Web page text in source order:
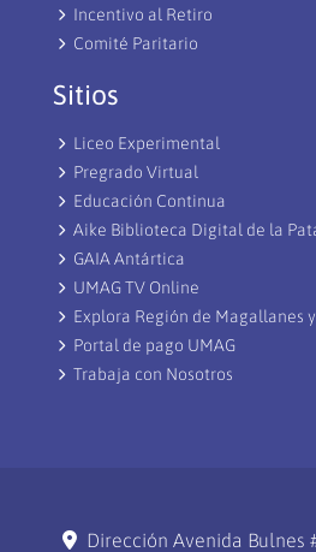
Incentivo al Retiro
Comité Paritario
Sitios
Liceo Experimental
Pregrado Virtual
Educación Continua
Aike Biblioteca Digital de la
GAIA Antártica
UMAG TV Online
Explora Región de Magallanes
Portal de pago UMAG
Trabaja con Nosotros
Dirección Avenida Bulnes